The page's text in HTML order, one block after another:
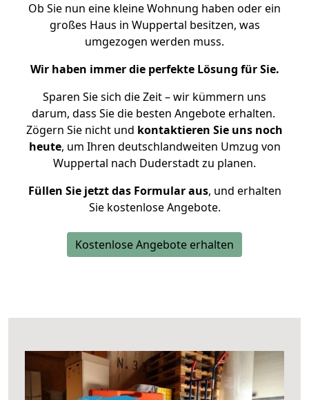
Ob Sie nun eine kleine Wohnung haben oder ein
großes Haus in Wuppertal besitzen, was
umgezogen werden muss.
Wir haben immer die perfekte Lösung für Sie.
Sparen Sie sich die Zeit – wir kümmern uns
darum, dass Sie die besten Angebote erhalten.
Zögern Sie nicht und kontaktieren Sie uns noch
heute, um Ihren deutschlandweiten Umzug von
Wuppertal nach Duderstadt zu planen.
Füllen Sie jetzt das Formular aus, und erhalten
Sie kostenlose Angebote.
Kostenlose Angebote erhalten